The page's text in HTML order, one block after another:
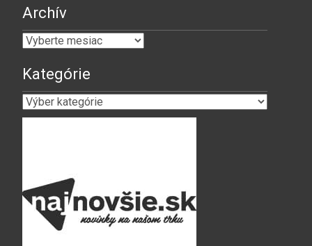
Archív
Archív
Kategórie
Kategórie